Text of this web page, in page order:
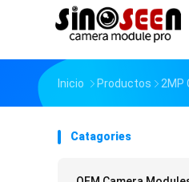
Inicio Productos 2MP
Catagories